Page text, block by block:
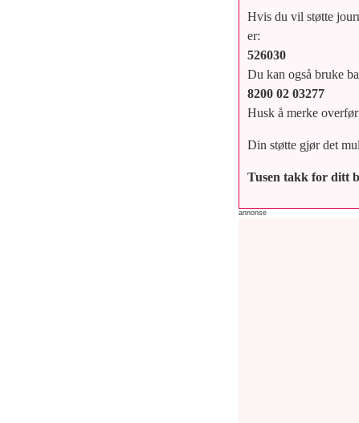
Hvis du vil støtte
er:
526030
Du kan også bruke
8200 02 03277
Husk å merke
Din støtte gjør det
Tusen takk for ditt
annonse